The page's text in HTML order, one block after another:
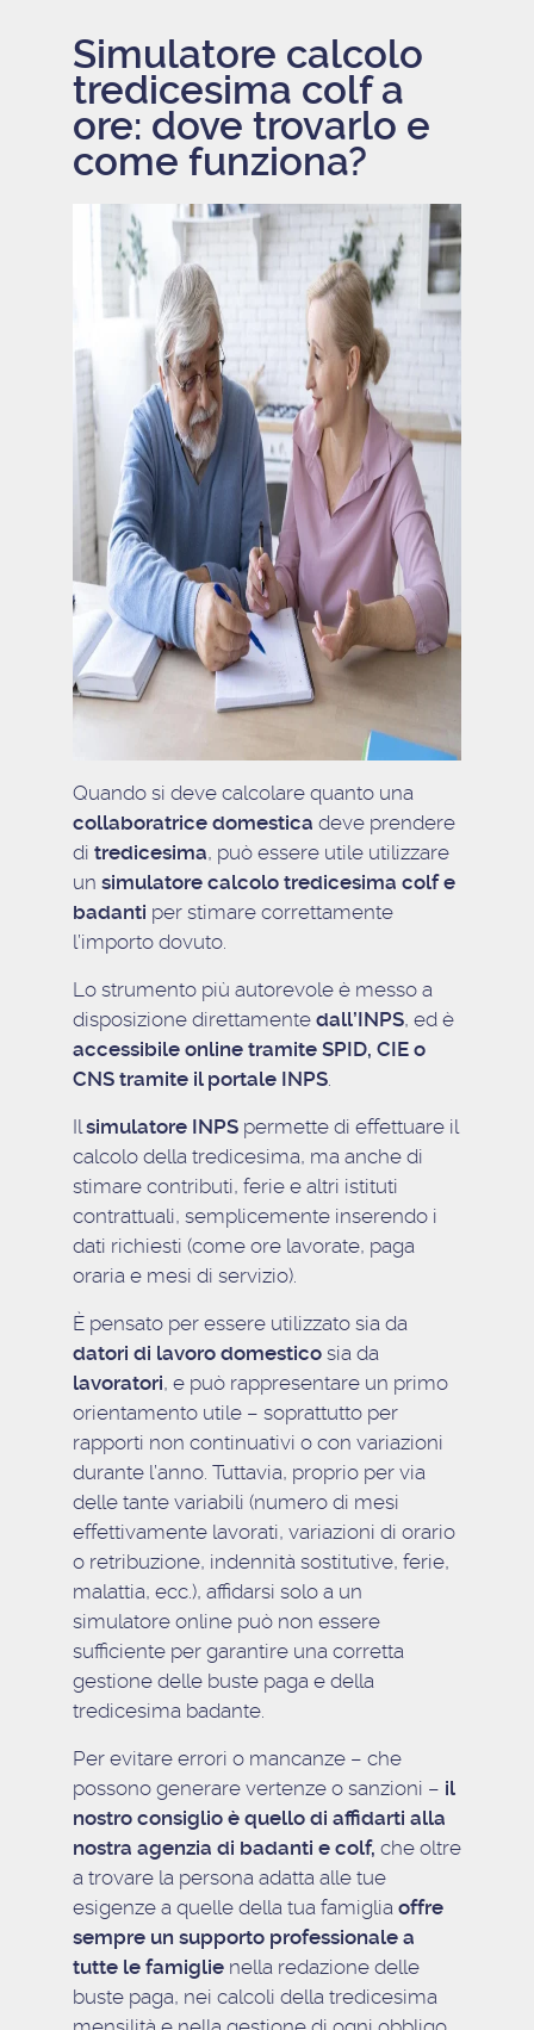
Simulatore calcolo
tredicesima colf a
ore: dove trovarlo e
come funziona?
Quando si deve calcolare quanto una
collaboratrice domestica deve prendere
di tredicesima, può essere utile utilizzare
un simulatore calcolo tredicesima colf e
badanti per stimare correttamente
l’importo dovuto.
Lo strumento più autorevole è messo a
disposizione direttamente dall’INPS, ed è
accessibile online tramite SPID, CIE o
CNS tramite il portale INPS.
Ilsimulatore INPSpermette di effettuare il
calcolo della tredicesima, ma anche di
stimare contributi, ferie e altri istituti
contrattuali, semplicemente inserendo i
dati richiesti (come ore lavorate, paga
oraria e mesi di servizio).
È pensato per essere utilizzato sia da
datori di lavoro domesticosia da
lavoratori, e può rappresentare un primo
orientamento utile – soprattutto per
rapporti non continuativi o con variazioni
durante l’anno. Tuttavia, proprio per via
delle tante variabili (numero di mesi
effettivamente lavorati, variazioni di orario
o retribuzione, indennità sostitutive, ferie,
malattia, ecc.), affidarsi solo a un
simulatore online può non essere
sufficiente per garantire una corretta
gestione delle buste paga e della
tredicesima badante.
Per evitare errori o mancanze – che
possono generare vertenze o sanzioni – il
nostro consiglio è quello di affidarti alla
nostra agenzia di badanti e colf, che oltre
a trovare la persona adatta alle tue
esigenze a quelle della tua famiglia offre
sempre un supporto professionale a
tutte le famiglienella redazione delle
buste paga, nei calcoli della tredicesima